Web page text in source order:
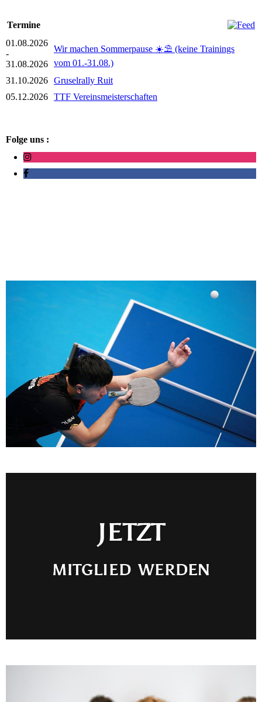
Termine
01.08.2026
-
31.08.2026
Wir machen Sommerpause ☀️⛱️ (keine Trainings
vom 01.-31.08.)
31.10.2026 Gruselrally Ruit
05.12.2026 TTF Vereinsmeisterschaften
Folge uns :